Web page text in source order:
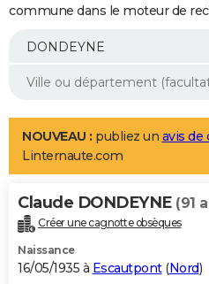
Essais
Réserver un essai
Citadines
Berlines
SUV
Forum auto
+
Mobiles
Meilleur smartphone
Internet
Ordinateurs
Jeux vidéo
Guide high-tech
Aménagement intérieur
LIFESTYLE
Art de vivre
Bien-être
Loisirs
Mode
Modes de vie
Alimentation
Guide de la santé
Maladies
Médicaments
Sommeil
VOYAGE
Destinations
City break
Voyage nature
Voyage de noces
Forum
Climat
+PHOTO
GUIDES D'ACHAT
commune dans le moteur de
NOUVEAU : publiez un avis de
Linternaute.com
Claude DONDEYNE (91
Créer une cagnotte obsèques
Naissance
16/05/1935 à Escautpont(Nord)